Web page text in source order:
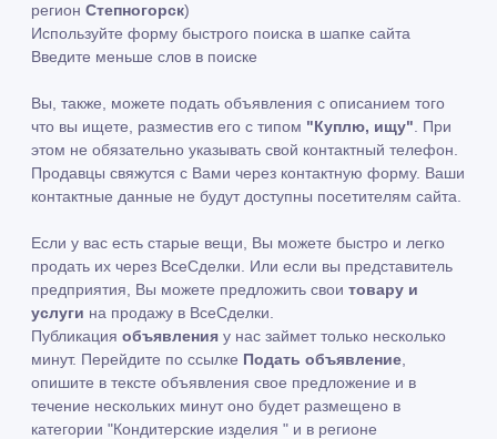
регион Степногорск)
Используйте форму быстрого поиска в шапке сайта
Введите меньше слов в поиске
Вы, также, можете подать объявления с описанием того
что вы ищете, разместив его с типом "Куплю, ищу" . При
этом не обязательно указывать свой контактный телефон.
Продавцы свяжутся с Вами через контактную форму. Ваши
контактные данные не будут доступны посетителям сайта.
Если у вас есть старые вещи, Вы можете быстро и легко
продать их через ВсеСделки. Или если вы представитель
предприятия, Вы можете предложить свои товару и
услуги на продажу в ВсеСделки.
Публикация объявления у нас займет только несколько
минут. Перейдите по ссылке Подать объявление
опишите в тексте объявления свое предложение и в
течение нескольких минут оно будет размещено в
категории "Кондитерские изделия " и в регионе